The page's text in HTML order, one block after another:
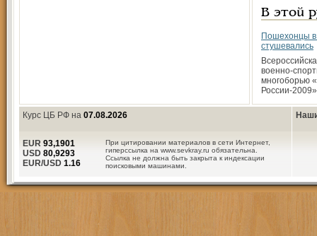
В этой
Пошехонцы в
стушевались
военно-
многоборью
России-
Курс ЦБ РФ на 07.08.2026
При цитировании материалов в сети Интернет,
гиперссылка на www.sevkray.ru обязательна.
Ссылка не должна быть закрыта к индексации
поисковыми машинами.
EUR 93,1901
USD 80,9293
EUR/USD 1.16